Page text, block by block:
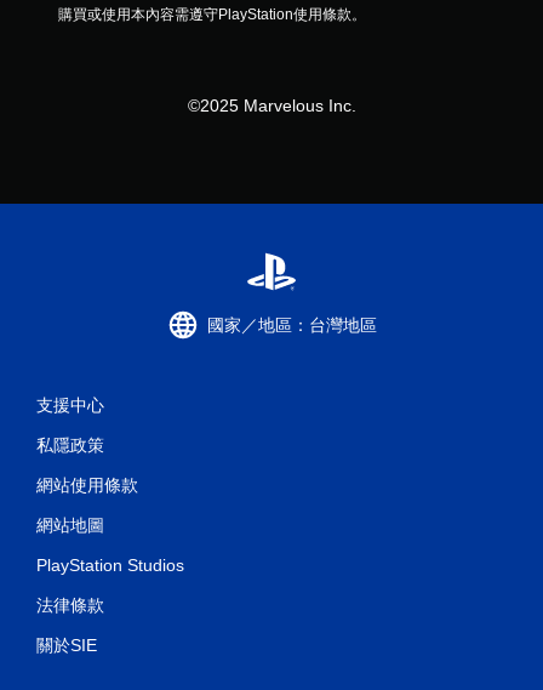
購買或使用本內容需遵守PlayStation使用條款。
©2025 Marvelous Inc.
國家／地區：台灣地區
支援中心
私隱政策
網站使用條款
網站地圖
PlayStation Studios
法律條款
關於SIE